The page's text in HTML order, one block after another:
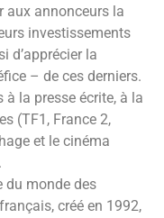
aux annonceurs la
investissements
d’apprécier la
– de ces derniers.
à la presse écrite, à la
(TF1, France 2,
et le cinéma
du monde des
créé en 1992,